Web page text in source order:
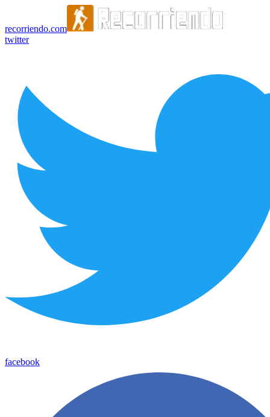
recorriendo.com
twitter
facebook